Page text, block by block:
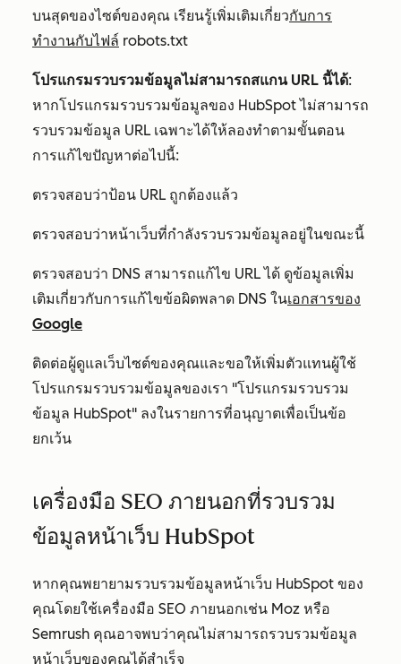
บนสุดของไซต์ของคุณ เรียนรู้เพิ่มเติมเกี่ยวกับการ
ทำงานกับไฟล์ robots.txt
โปรแกรมรวบรวมข้อมูลไม่สามารถสแกน URL นี้ได้:
หากโปรแกรมรวบรวมข้อมูลของ HubSpot ไม่สามารถ
รวบรวมข้อมูล URL เฉพาะได้ให้ลองทำตามขั้นตอน
การแก้ไขปัญหาต่อไปนี้:
ตรวจสอบว่าป้อน URL ถูกต้องแล้ว
ตรวจสอบว่าหน้าเว็บที่กำลังรวบรวมข้อมูลอยู่ในขณะนี้
ตรวจสอบว่า DNS สามารถแก้ไข URL ได้ ดูข้อมูลเพิ่ม
เติมเกี่ยวกับการแก้ไขข้อผิดพลาด DNS ในเอกสารของ
Google
ติดต่อผู้ดูแลเว็บไซต์ของคุณและขอให้เพิ่มตัวแทนผู้ใช้
โปรแกรมรวบรวมข้อมูลของเรา "โปรแกรมรวบรวม
ข้อมูล HubSpot" ลงในรายการที่อนุญาตเพื่อเป็นข้อ
ยกเว้น
เครื่องมือ SEO ภายนอกที่รวบรวม
ข้อมูลหน้าเว็บ HubSpot
หากคุณพยายามรวบรวมข้อมูลหน้าเว็บ HubSpot ของ
คุณโดยใช้เครื่องมือ SEO ภายนอกเช่น Moz หรือ
Semrush คุณอาจพบว่าคุณไม่สามารถรวบรวมข้อมูล
หน้าเว็บของคุณได้สำเร็จ